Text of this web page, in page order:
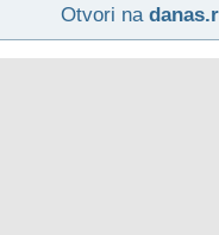
Otvori na